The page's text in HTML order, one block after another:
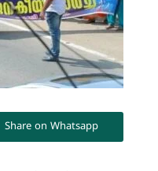
Share on Whatsapp